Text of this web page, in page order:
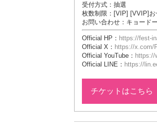
受付方式：抽選
枚数制限：[VIP] [VVIP]
お問い合わせ：キョード
Official HP： https://fest-
Official X： https://x.com/
Official YouTube： https://
Official LINE： https://
チケットはこちら